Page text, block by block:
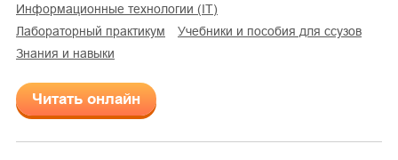
информационные технологии (IT)
лабораторный практикум
учебники и пособия для ссузов
знания и навыки
Читать онлайн